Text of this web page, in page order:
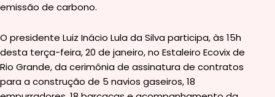
emissão de carbono.
O presidente Luiz Inácio Lula da Silva participa, às 15h
desta terça-feira, 20 de janeiro, no Estaleiro Ecovix de
Rio Grande, da cerimônia de assinatura de contratos
para a construção de 5 navios gaseiros, 18